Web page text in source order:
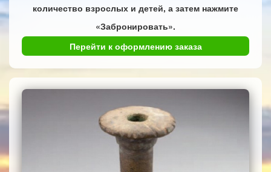
количество взрослых и детей, а затем нажмите
«Забронировать».
Перейти к оформлению заказа